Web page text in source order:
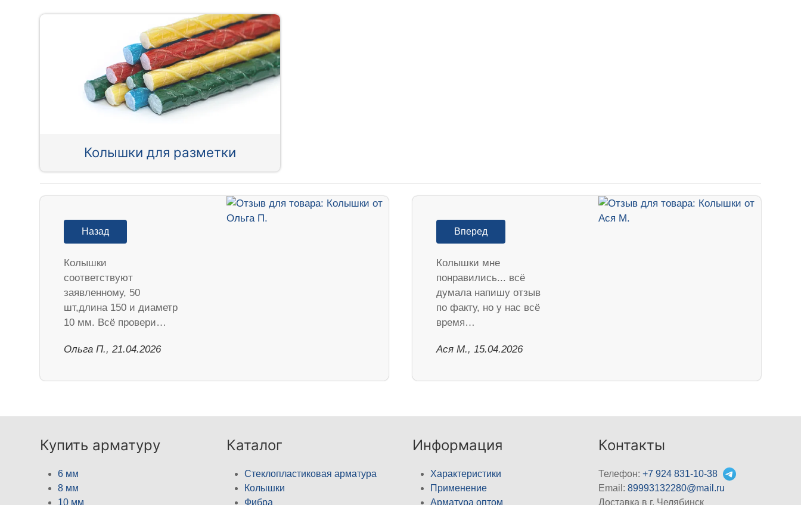
Колышки для разметки
Назад
Колышки
соответствуют
заявленному, 50
шт,длина 150 и диаметр
10 мм. Всё провери…
Ольга П., 21.04.2026
Вперед
Колышки мне
понравились... всё
думала напишу отзыв
по факту, но у нас всё
время…
Ася М., 15.04.2026
Купить арматуру
6 мм
8 мм
10 мм
Каталог
Стеклопластиковая арматура
Колышки
Фибра
Информация
Характеристики
Применение
Арматура оптом
Контакты
Телефон:+7 924 831-10-38
Email:89993132280@mail.ru
Доставка в г. Челябинск